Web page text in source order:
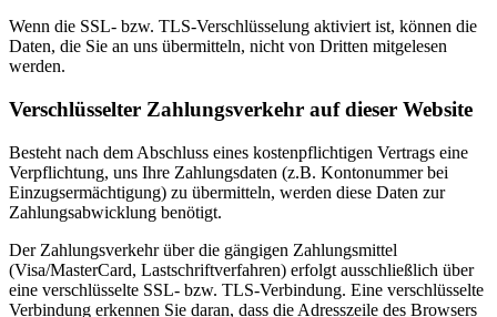
Wenn die SSL- bzw. TLS-Verschlüsselung aktiviert ist, können die
Daten, die Sie an uns übermitteln, nicht von Dritten mitgelesen
werden.
Verschlüsselter Zahlungsverkehr auf dieser Website
Besteht nach dem Abschluss eines kostenpflichtigen Vertrags eine
Verpflichtung, uns Ihre Zahlungsdaten (z.B. Kontonummer bei
Einzugsermächtigung) zu übermitteln, werden diese Daten zur
Zahlungsabwicklung benötigt.
Der Zahlungsverkehr über die gängigen Zahlungsmittel
(Visa/MasterCard, Lastschriftverfahren) erfolgt ausschließlich über
eine verschlüsselte SSL- bzw. TLS-Verbindung. Eine verschlüsselte
Verbindung erkennen Sie daran, dass die Adresszeile des Browsers